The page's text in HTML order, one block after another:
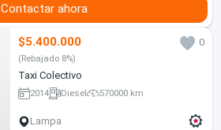
Contactar ahora
$5.400.000 0
(Rebajado 8%)
Taxi Colectivo
2014 Diesel 570000 km
Lampa